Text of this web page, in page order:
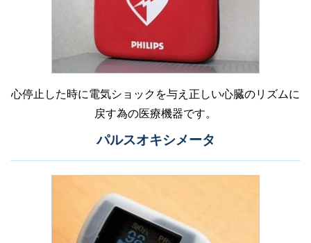
心停止した時に電気ショックを与え正しい心臓のリズムに
戻す為の医療機器です。
パルスオキシメータ